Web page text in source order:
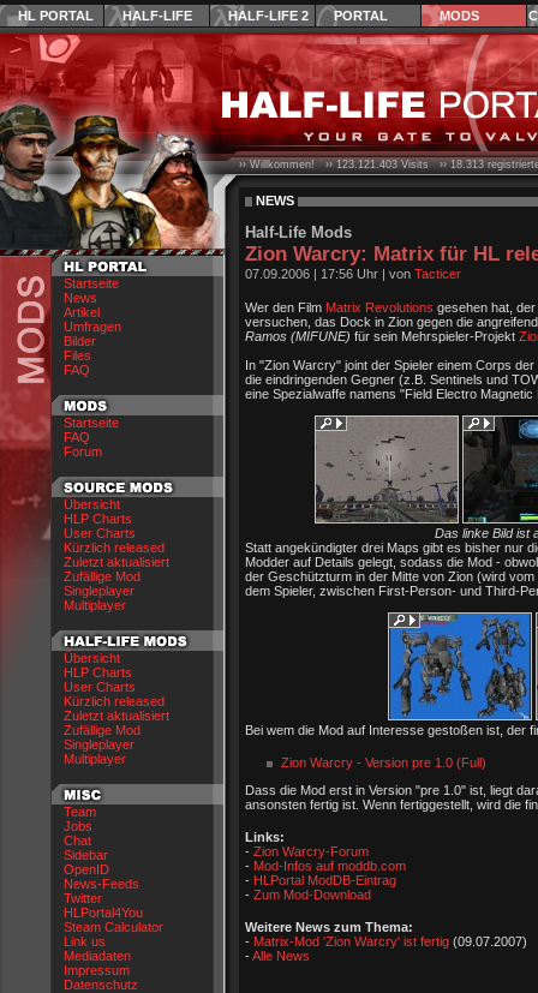
HL PORTAL HALF-LIFE HALF-LIFE 2 PORTAL MODS
Startseite
News
Artikel
Umfragen
Bilder
Files
FAQ
Startseite
FAQ
Forum
Übersicht
HLP Charts
User Charts
Kürzlich released
Zuletzt aktualisiert
Zufällige Mod
Singleplayer
Multiplayer
Übersicht
HLP Charts
User Charts
Kürzlich released
Zuletzt aktualisiert
Zufällige Mod
Singleplayer
Multiplayer
Team
Jobs
Chat
Sidebar
OpenID
News-Feeds
Twitter
HLPortal4You
Steam Calculator
Link us
Mediadaten
Impressum
Datenschutz
›› Willkommen! ››123.121.403Visits ››18.313
NEWS
Half-Life Mods
Zion Warcry: Matrix für HL
07.09.2006 | 17:56 Uhr | von Tacticer
Wer den Film Matrix Revolutions gesehen hat,
versuchen, das Dock in Zion gegen die
Ramos (MIFUNE) für sein Mehrspieler-Projekt
In "Zion Warcry" joint der Spieler einem Corps
die eindringenden Gegner (z.B. Sentinels und
eine Spezialwaffe namens "Field Electro
Das linke Bild ist
Statt angekündigter drei Maps gibt es bisher nur
Modder auf Details gelegt, sodass die Mod -
der Geschützturm in der Mitte von Zion (wird
dem Spieler, zwischen First-Person- und Third-
Bei wem die Mod auf Interesse gestoßen ist, der
Zion Warcry - Version pre 1.0 (Full)
Dass die Mod erst in Version "pre 1.0" ist, liegt
ansonsten fertig ist. Wenn fertiggestellt, wird die
Links:
- Zion Warcry-Forum
- Mod-Infos auf moddb.com
- HLPortal ModDB-Eintrag
- Zum Mod-Download
Weitere News zum Thema:
- Matrix-Mod 'Zion Warcry' ist fertig (09.07.2007)
-Alle News